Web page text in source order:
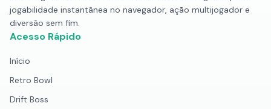
jogabilidade instantânea no navegador, ação multijogador e
diversão sem fim.
Acesso Rápido
Início
Retro Bowl
Drift Boss